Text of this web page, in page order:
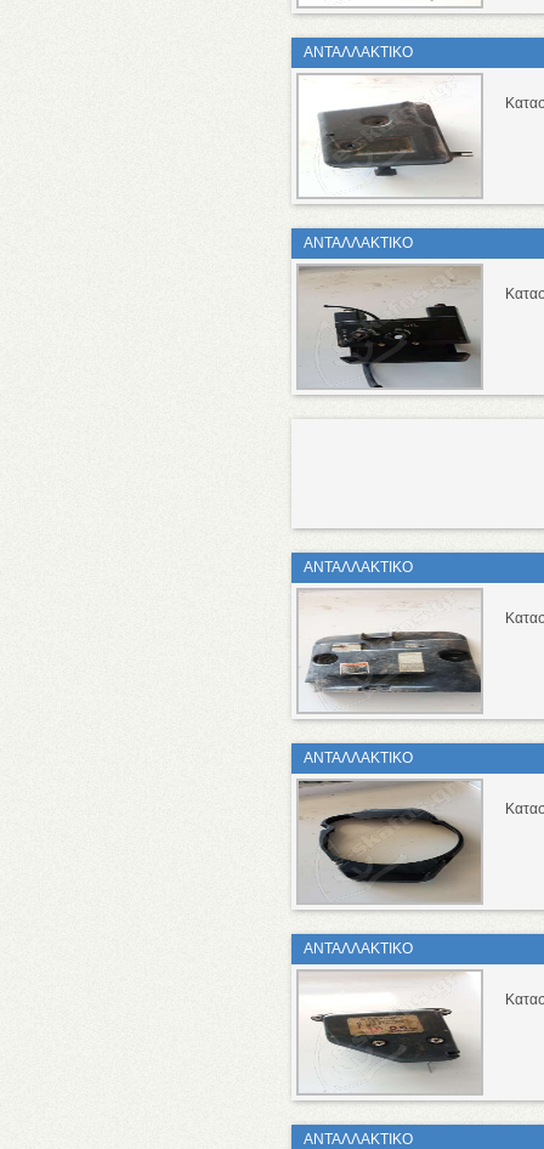
ΑΝΤΑΛΛΑΚΤΙΚΟ
ΑΝΤΑΛΛΑΚΤΙΚΟ
ΑΝΤΑΛΛΑΚΤΙΚΟ
ΑΝΤΑΛΛΑΚΤΙΚΟ
ΑΝΤΑΛΛΑΚΤΙΚΟ
ΑΝΤΑΛΛΑΚΤΙΚΟ